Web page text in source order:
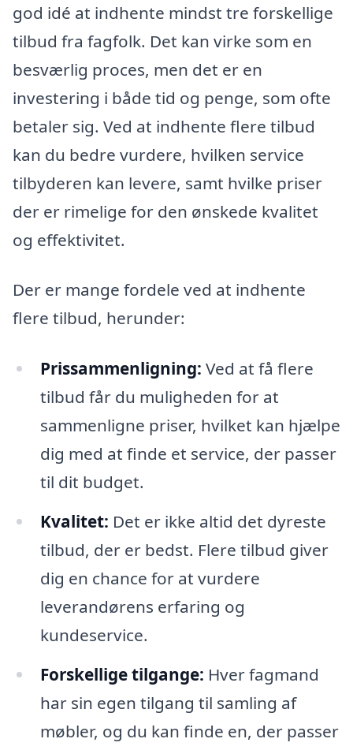
god idé at indhente mindst tre forskellige
tilbud fra fagfolk. Det kan virke som en
besværlig proces, men det er en
investering i både tid og penge, som ofte
betaler sig. Ved at indhente flere tilbud
kan du bedre vurdere, hvilken service
tilbyderen kan levere, samt hvilke priser
der er rimelige for den ønskede kvalitet
og effektivitet.
Der er mange fordele ved at indhente
flere tilbud, herunder:
Prissammenligning: Ved at få flere
tilbud får du muligheden for at
sammenligne priser, hvilket kan hjælpe
dig med at finde et service, der passer
til dit budget.
Kvalitet: Det er ikke altid det dyreste
tilbud, der er bedst. Flere tilbud giver
dig en chance for at vurdere
leverandørens erfaring og
kundeservice.
Forskellige tilgange: Hver fagmand
har sin egen tilgang til samling af
møbler, og du kan finde en, der passer